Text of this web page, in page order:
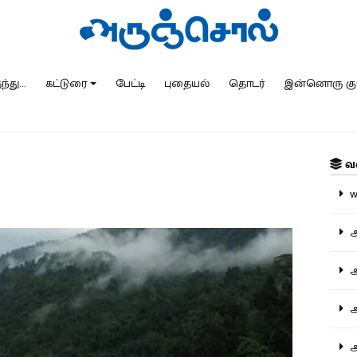
கட்டுரை பேட்டி புதையல் தொடர் இன்னொரு